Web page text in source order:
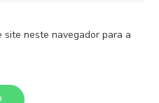
site neste navegador para a